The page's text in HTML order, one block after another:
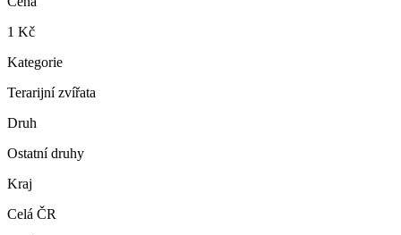
1 Kč
Kategorie
Terarijní zvířata
Druh
Ostatní druhy
Kraj
Celá ČR